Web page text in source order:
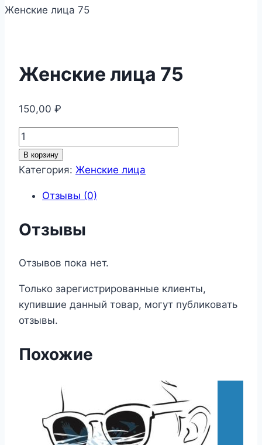
Женские лица 75
Женские лица 75
150,00 ₽
Количество
товара
Женские
В корзину
Категория: Женские лица
Отзывы (0)
Отзывы
Отзывов пока нет.
Только зарегистрированные клиенты,
купившие данный товар, могут публиковать
отзывы.
Похожие